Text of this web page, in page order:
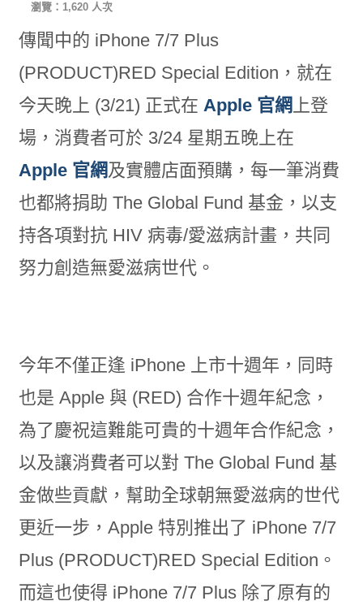
瀏覽：1,620 人次
傳聞中的 iPhone 7/7 Plus
(PRODUCT)RED Special Edition，就在
今天晚上 (3/21) 正式在 Apple 官網 上登
場，消費者可於 3/24 星期五晚上在
Apple 官網及實體店面預購，每一筆消費
也都將捐助 The Global Fund 基金，以支
持各項對抗 HIV 病毒/愛滋病計畫，共同
努力創造無愛滋病世代。
今年不僅正逢 iPhone 上市十週年，同時
也是 Apple 與 (RED) 合作十週年紀念，
為了慶祝這難能可貴的十週年合作紀念，
以及讓消費者可以對 The Global Fund 基
金做些貢獻，幫助全球朝無愛滋病的世代
更近一步，Apple 特別推出了 iPhone 7/7
Plus (PRODUCT)RED Special Edition。
而這也使得 iPhone 7/7 Plus 除了原有的